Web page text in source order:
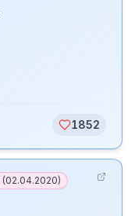
1852
(02.04.2020)